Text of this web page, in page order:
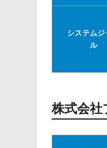
システムジ
ル
株式会社